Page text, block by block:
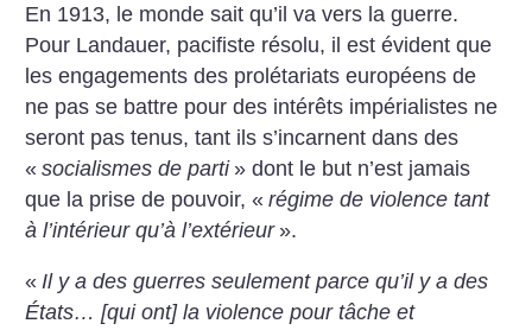
En 1913, le monde sait qu’il va vers la guerre.
Pour Landauer, pacifiste résolu, il est évident que
les engagements des prolétariats européens de
ne pas se battre pour des intérêts impérialistes ne
seront pas tenus, tant ils s’incarnent dans des
« socialismes de parti » dont le but n’est jamais
que la prise de pouvoir, « régime de violence tant
à l’intérieur qu’à l’extérieur ».
« Il y a des guerres seulement parce qu’il y a des
États… [qui ont] la violence pour tâche et